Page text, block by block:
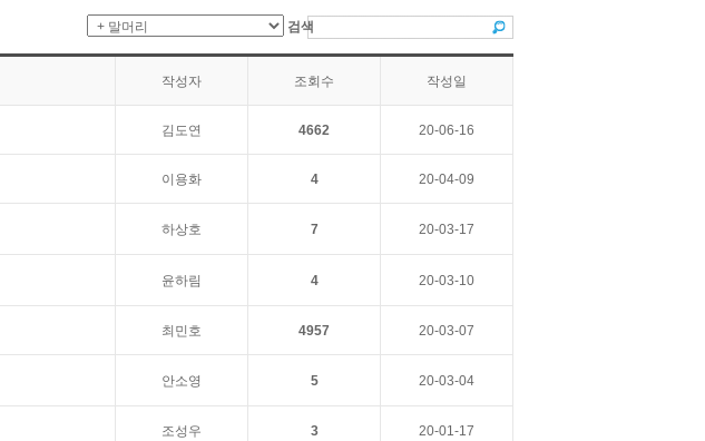
검색
작성자 조회수 작성일
김도연 4662 20-06-16
이용화 4 20-04-09
하상호 7 20-03-17
윤하림 4 20-03-10
최민호 4957 20-03-07
안소영 5 20-03-04
조성우 3 20-01-17